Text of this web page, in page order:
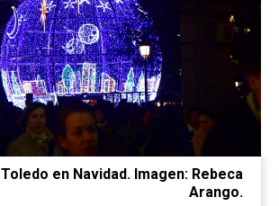
Toledo en Navidad. Imagen: Rebeca
Arango.